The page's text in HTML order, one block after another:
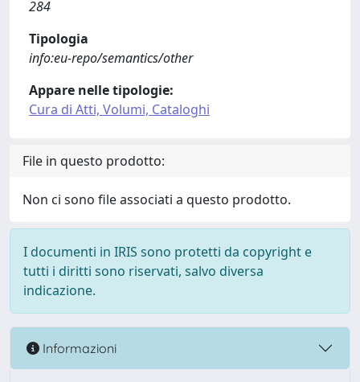
284
Tipologia
info:eu-repo/semantics/other
Appare nelle tipologie:
Cura di Atti, Volumi, Cataloghi
File in questo prodotto:
Non ci sono file associati a questo prodotto.
I documenti in IRIS sono protetti da copyright e
tutti i diritti sono riservati, salvo diversa
indicazione.
Informazioni